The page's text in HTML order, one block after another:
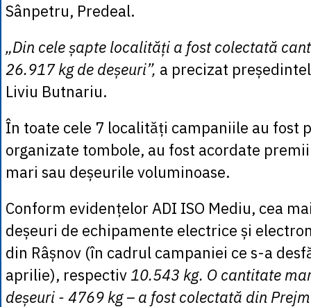
Sânpetru, Predeal.
„Din cele șapte localități a fost colectată
26.917 kg de deșeuri”, a precizat
Liviu Butnariu.
În toate cele 7 localități campaniile au fost
organizate tombole, au fost acordate
mari sau deșeurile voluminoase.
Conform evidențelor ADI ISO Mediu, cea
deșeuri de echipamente electrice și
din Râșnov (în cadrul campaniei ce s-a
aprilie), respectiv 10.543 kg. O cantitate
deșeuri - 4769 kg – a fost colectată din